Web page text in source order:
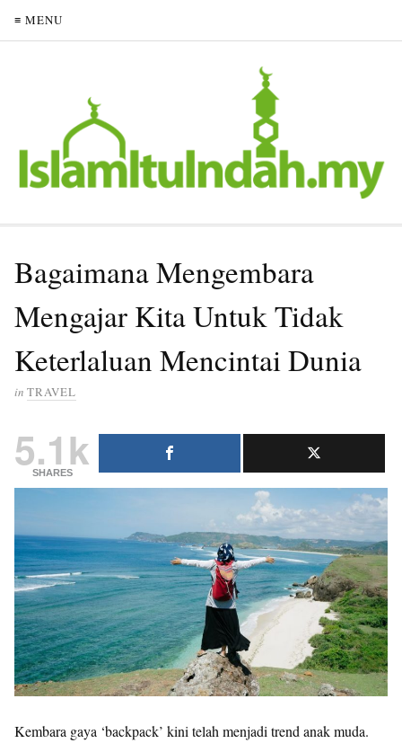
≡ MENU
Bagaimana Mengembara
Mengajar Kita Untuk Tidak
Keterlaluan Mencintai Dunia
in TRAVEL
5.1k
SHARES
Kembara gaya ‘backpack’ kini telah menjadi trend anak muda.